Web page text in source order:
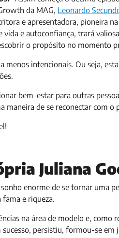
da MAG, Leonardo
e apresentadora, pioneira
e autoconfiança, trará
o propósito no momento
intencionais. Ou seja,
bem-estar para outras
maneira de se reconectar com o
Juliana
enorme de se tornar uma
fama e riqueza.
na área de modelo e, como
persistiu, formou-se em